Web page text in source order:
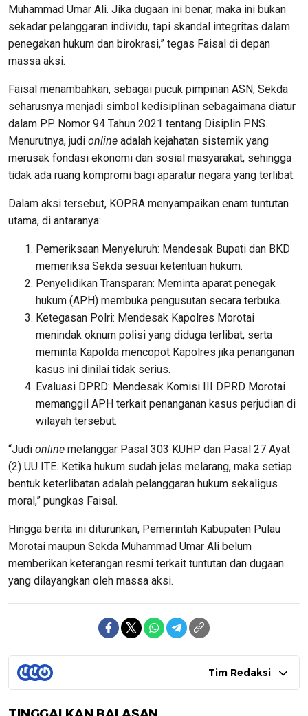
Muhammad Umar Ali. Jika dugaan ini benar, maka ini bukan
sekadar pelanggaran individu, tapi skandal integritas dalam
penegakan hukum dan birokrasi,” tegas Faisal di depan
massa aksi.
Faisal menambahkan, sebagai pucuk pimpinan ASN, Sekda
seharusnya menjadi simbol kedisiplinan sebagaimana diatur
dalam PP Nomor 94 Tahun 2021 tentang Disiplin PNS.
Menurutnya, judi online adalah kejahatan sistemik yang
merusak fondasi ekonomi dan sosial masyarakat, sehingga
tidak ada ruang kompromi bagi aparatur negara yang terlibat.
Dalam aksi tersebut, KOPRA menyampaikan enam tuntutan
utama, di antaranya:
Pemeriksaan Menyeluruh: Mendesak Bupati dan BKD
memeriksa Sekda sesuai ketentuan hukum.
Penyelidikan Transparan: Meminta aparat penegak
hukum (APH) membuka pengusutan secara terbuka.
Ketegasan Polri: Mendesak Kapolres Morotai
menindak oknum polisi yang diduga terlibat, serta
meminta Kapolda mencopot Kapolres jika penanganan
kasus ini dinilai tidak serius.
Evaluasi DPRD: Mendesak Komisi III DPRD Morotai
memanggil APH terkait penanganan kasus perjudian di
wilayah tersebut.
“Judi online melanggar Pasal 303 KUHP dan Pasal 27 Ayat
(2) UU ITE. Ketika hukum sudah jelas melarang, maka setiap
bentuk keterlibatan adalah pelanggaran hukum sekaligus
moral,” pungkas Faisal.
Hingga berita ini diturunkan, Pemerintah Kabupaten Pulau
Morotai maupun Sekda Muhammad Umar Ali belum
memberikan keterangan resmi terkait tuntutan dan dugaan
yang dilayangkan oleh massa aksi.
Tim Redaksi